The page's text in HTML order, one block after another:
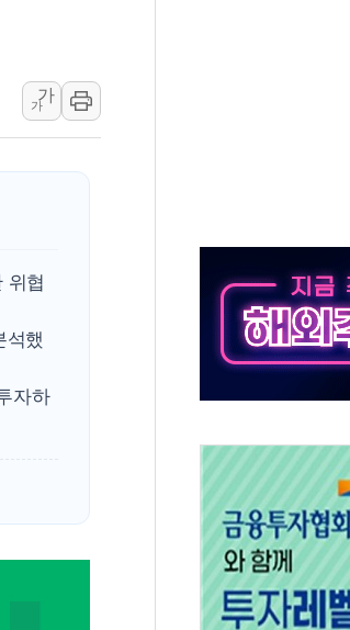
원칙 뒤집는 것"
곳 소나기
지 의혹 소명" 요구
인상 가능성 낮아지며 상승… STOXX 600 지수
가
가
위협
석했
자하